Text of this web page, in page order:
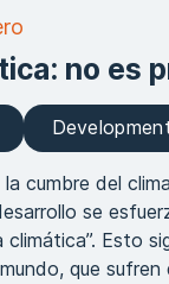
no es
cumbre del
se
Esto
que sufren